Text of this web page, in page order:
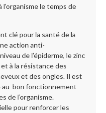
le temps de
clé pour la santé de la
action anti-
de l’épiderme, le zinc
à la résistance des
et des ongles. Il est
au bon fonctionnement
de l‘organisme.
pour renforcer les